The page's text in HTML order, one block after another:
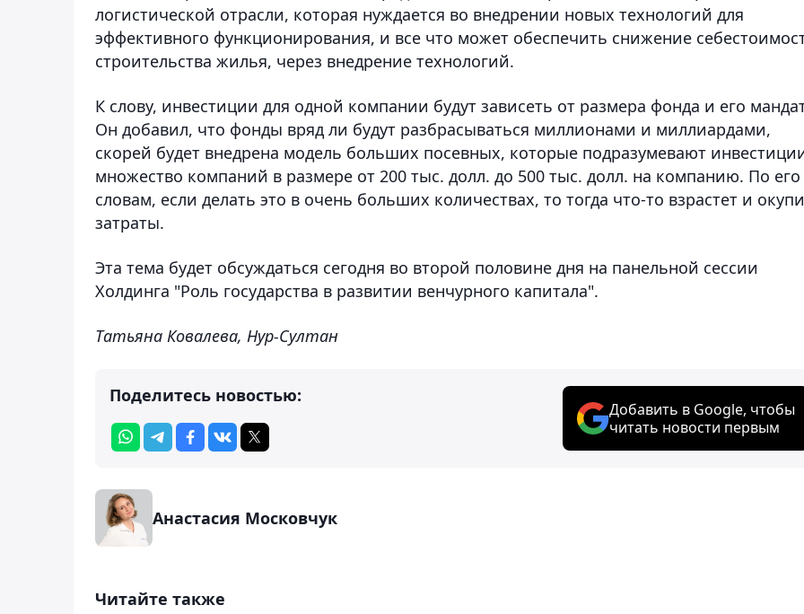
логистической отрасли, которая нуждается во внедрении новых технологий для
эффективного функционирования, и все что может обеспечить снижение
строительства жилья, через внедрение технологий.
К слову, инвестиции для одной компании будут зависеть от размера фонда и его
Он добавил, что фонды вряд ли будут разбрасываться миллионами и миллиардами,
скорей будет внедрена модель больших посевных, которые подразумевают
множество компаний в размере от 200 тыс. долл. до 500 тыс. долл. на компанию. По его
словам, если делать это в очень больших количествах, то тогда что-то взрастет и
затраты.
Эта тема будет обсуждаться сегодня во второй половине дня на панельной сессии
Холдинга "Роль государства в развитии венчурного капитала".
Татьяна Ковалева, Нур-Султан
Поделитесь новостью:
Добавить в Google, чтобы
читать новости первым
Анастасия Московчук
Читайте также